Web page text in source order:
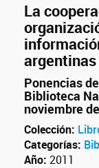
La
argentinas
Ponencias
Biblioteca
noviembre
Colección:
Categorías:
Año: 2011